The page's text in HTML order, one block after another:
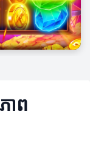
ាព